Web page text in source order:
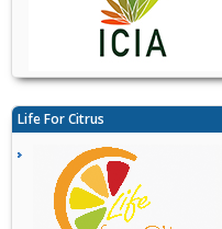
Life For Citrus